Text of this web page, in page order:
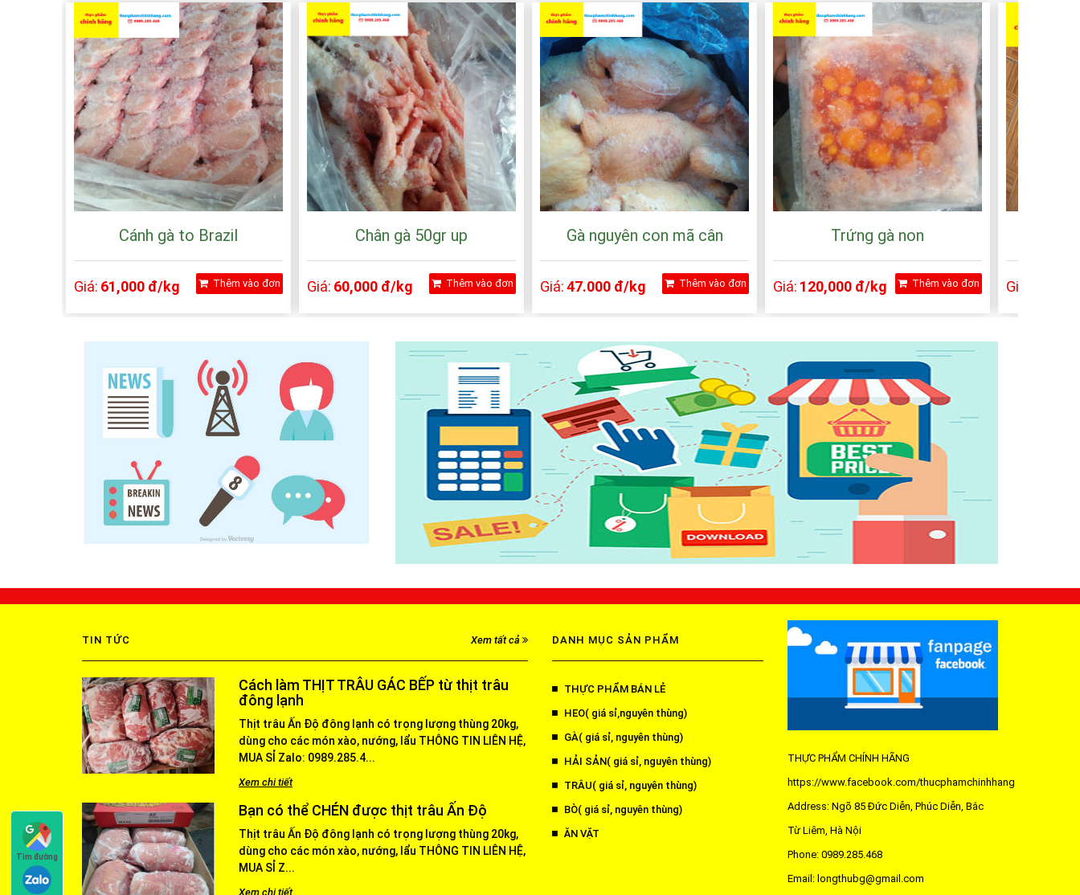
Cánh gà to Brazil
Giá: 61,000 đ/kg Thêm vào đơn
Chân gà 50gr up
Giá: 60,000 đ/kg Thêm vào đơn
Gà nguyên con mã cân
Giá:47.000 đ/kg Thêm vào đơn
Trứng gà non
Giá: 120,000 đ/kg Thêm vào đơn Giá:
TIN TỨC Xem tất cả
Cách làm THỊT TRÂU GÁC BẾP từ thịt trâu
đông lạnh
Thịt trâu Ấn Độ đông lạnh có trọng lượng thùng 20kg,
dùng cho các món xào, nướng, lẩu THÔNG TIN LIÊN HỆ,
MUA SỈ Zalo: 0989.285.4...
Xem chi tiết
Bạn có thể CHÉN được thịt trâu Ấn Độ
Thịt trâu Ấn Độ đông lạnh có trọng lượng thùng 20kg,
dùng cho các món xào, nướng, lẩu THÔNG TIN LIÊN HỆ,
MUA SỈ Z...
Xem chi tiết
DANH MỤC SẢN PHẨM
THỰC PHẨM BÁN LẺ
HEO( giá sỉ,nguyên thùng)
GÀ( giá sỉ, nguyên thùng)
HẢI SẢN( giá sỉ, nguyên thùng)
TRÂU( giá sỉ, nguyên thùng)
BÒ( giá sỉ, nguyên thùng)
ĂN VẶT
THỰC PHẨM CHÍNH HÃNG
https://www.facebook.com/thucphamchinhhang
Address: Ngõ 85 Đức Diễn, Phúc Diễn, Bắc
Từ Liêm, Hà Nội
Phone: 0989.285.468
Email: longthubg@gmail.com
Tìm đường